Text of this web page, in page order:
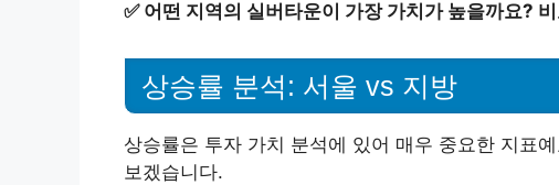
✅ 어떤 지역의 실버타운이 가장 가치가 높을까요?
상승률 분석: 서울 vs 지방
상승률은 투자 가치 분석에 있어 매우 중요한 지표
보겠습니다.